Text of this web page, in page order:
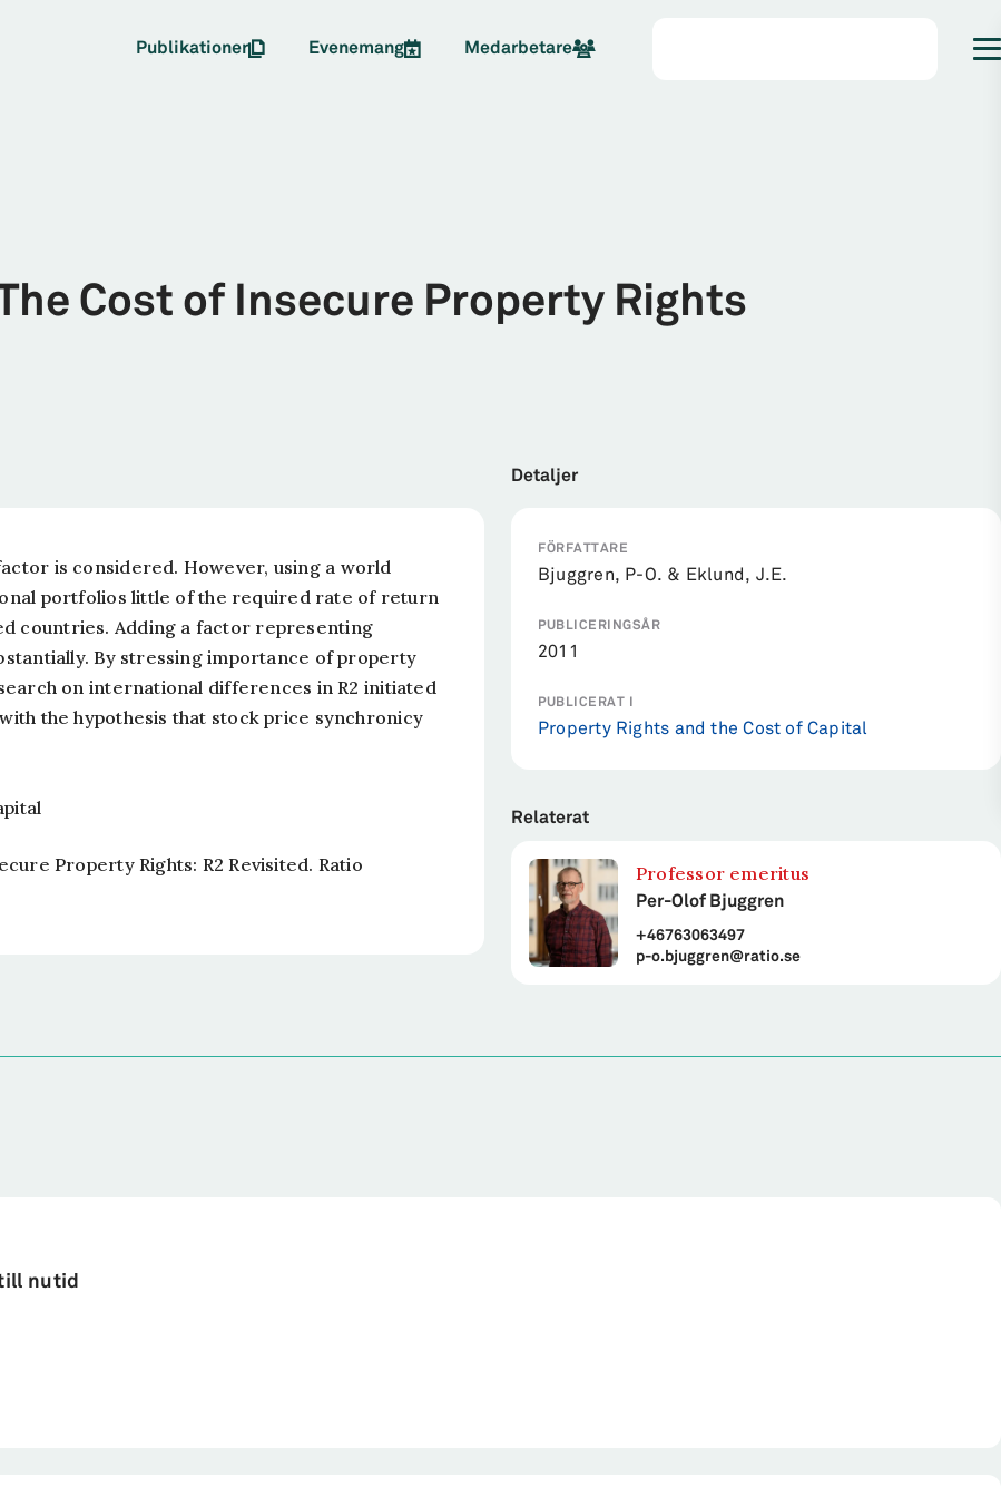
Publikationer Evenemang Medarbetare
Cost of Insecure Property Rights
is considered. However, using a world
portfolios little of the required rate of return
countries. Adding a factor representing
By stressing importance of property
on international differences in R2 initiated
the hypothesis that stock price synchronicy
Property Rights: R2 Revisited. Ratio
Detaljer
FÖRFATTARE
Bjuggren, P-O. & Eklund, J.E.
PUBLICERINGSÅR
2011
PUBLICERAT I
Property Rights and the Cost of Capital
Relaterat
Professor emeritus
Per-Olof Bjuggren
+46763063497
p-o.bjuggren@ratio.se
nutid